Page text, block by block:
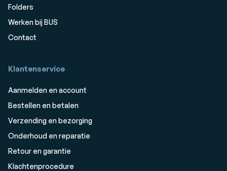
Folders
Werken bij BUS
Contact
Klantenservice
Aanmelden en account
Bestellen en betalen
Verzending en bezorging
Onderhoud en reparatie
Retour en garantie
Klachtenprocedure